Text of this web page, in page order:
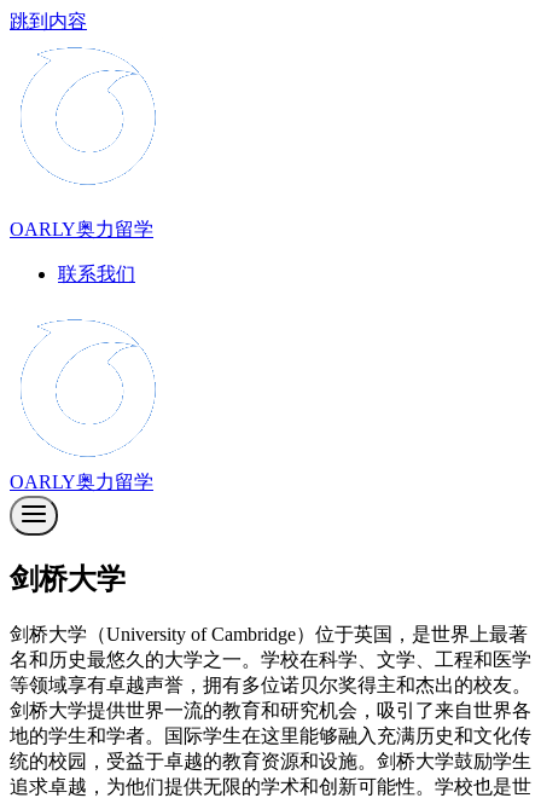
跳到内容
OARLY奥力留学
联系我们
OARLY奥力留学
剑桥大学
剑桥大学（University of Cambridge）位于英国，是世界上最著
名和历史最悠久的大学之一。学校在科学、文学、工程和医学
等领域享有卓越声誉，拥有多位诺贝尔奖得主和杰出的校友。
剑桥大学提供世界一流的教育和研究机会，吸引了来自世界各
地的学生和学者。国际学生在这里能够融入充满历史和文化传
统的校园，受益于卓越的教育资源和设施。剑桥大学鼓励学生
追求卓越，为他们提供无限的学术和创新可能性。学校也是世